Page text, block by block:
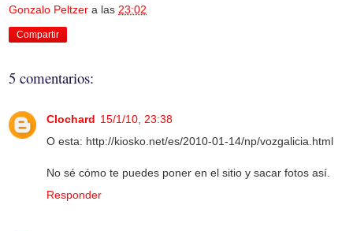
Gonzalo Peltzer a las 23:02
Compartir
5 comentarios:
Clochard 15/1/10, 23:38
O esta: http://kiosko.net/es/2010-01-14/np/vozgalicia.html
No sé cómo te puedes poner en el sitio y sacar fotos así.
Responder